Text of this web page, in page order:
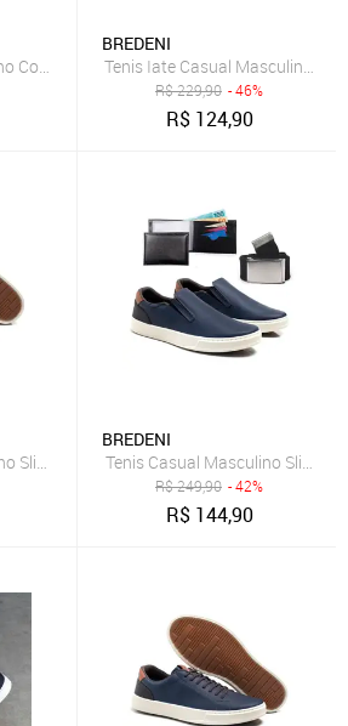
Com Carteira Bredeni Sapatenis De
BREDENI
Tenis Iate Casual Masculino
R$229,90 - 46%
R$ 124,90
Slip On Confortavel Bredeni Sapatenis Dia
BREDENI
Tenis Casual Masculino Slip On
R$249,90 - 42%
R$ 144,90